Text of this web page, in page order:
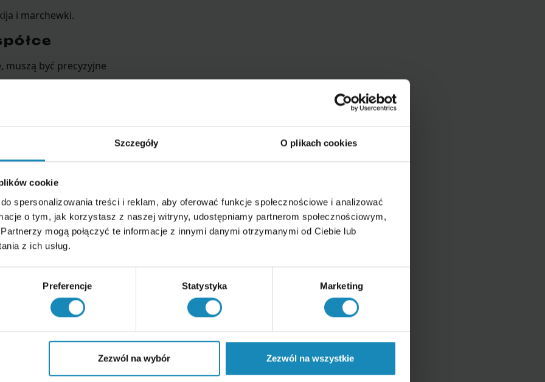
Szczegóły O plikach cookies
cookie
spersonalizowania treści i reklam, aby oferować funkcje społecznościowe i analizować
o tym, jak korzystasz z naszej witryny, udostępniamy partnerom społecznościowym,
mogą połączyć te informacje z innymi danymi otrzymanymi od Ciebie lub
z ich usług.
Preferencje Statystyka Marketing
Zezwól na wybór Zezwól na wszystkie
i marchewki.
muszą być precyzyjne
spółki.
etapów – możesz to zrobić
by jej postanowienia były
udziałów, upewnij się,
w spółce – bez tego